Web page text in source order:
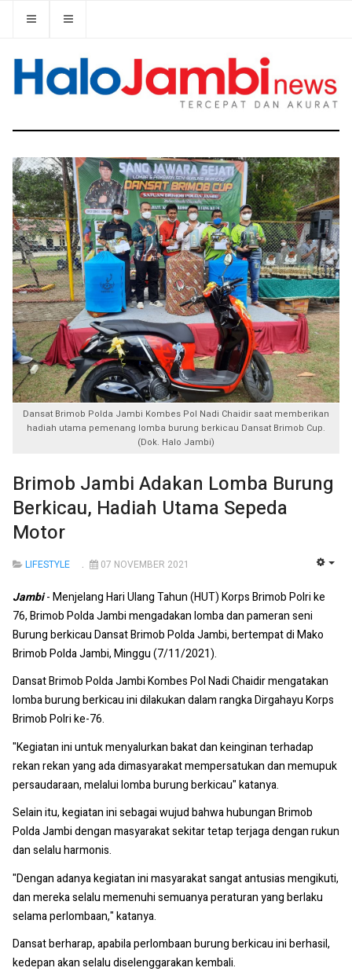
Dansat Brimob Polda Jambi Kombes Pol Nadi Chaidir saat memberikan
hadiah utama pemenang lomba burung berkicau Dansat Brimob Cup.
(Dok. Halo Jambi)
Brimob Jambi Adakan Lomba Burung
Berkicau, Hadiah Utama Sepeda
Motor
LIFESTYLE 07 NOVEMBER 2021
Jambi- Menjelang Hari Ulang Tahun (HUT) Korps Brimob Polri ke
76, Brimob Polda Jambi mengadakan lomba dan pameran seni
Burung berkicau Dansat Brimob Polda Jambi, bertempat di Mako
Brimob Polda Jambi, Minggu (7/11/2021).
Dansat Brimob Polda Jambi Kombes Pol Nadi Chaidir mengatakan
lomba burung berkicau ini dilakukan dalam rangka Dirgahayu Korps
Brimob Polri ke-76.
"Kegiatan ini untuk menyalurkan bakat dan keinginan terhadap
rekan rekan yang ada dimasyarakat mempersatukan dan memupuk
persaudaraan, melalui lomba burung berkicau" katanya.
Selain itu, kegiatan ini sebagai wujud bahwa hubungan Brimob
Polda Jambi dengan masyarakat sekitar tetap terjaga dengan rukun
dan selalu harmonis.
"Dengan adanya kegiatan ini masyarakat sangat antusias mengikuti,
dan mereka selalu memenuhi semuanya peraturan yang berlaku
selama perlombaan," katanya.
Dansat berharap, apabila perlombaan burung berkicau ini berhasil,
kedepan akan selalu diselenggarakan kembali.